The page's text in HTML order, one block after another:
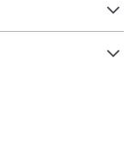
perfurada é
leve durante